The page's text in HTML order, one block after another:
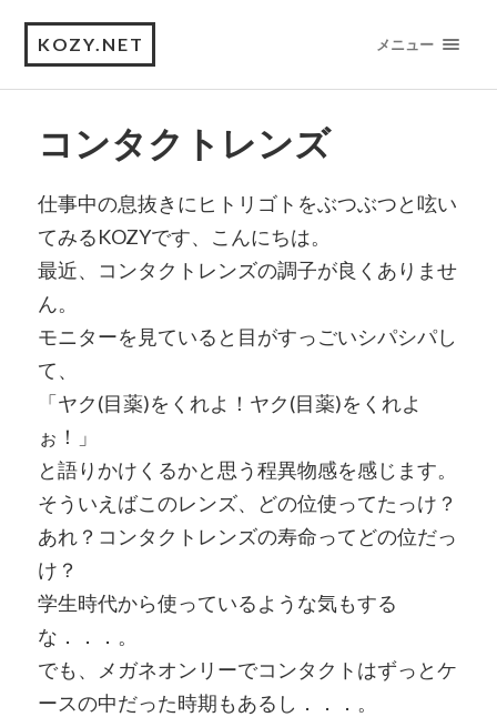
KOZY.NET メニュー
コンタクトレンズ
仕事中の息抜きにヒトリゴトをぶつぶつと呟い
てみるKOZYです、こんにちは。
最近、コンタクトレンズの調子が良くありませ
ん。
モニターを見ていると目がすっごいシパシパし
て、
「ヤク(目薬)をくれよ！ヤク(目薬)をくれよ
ぉ！」
と語りかけくるかと思う程異物感を感じます。
そういえばこのレンズ、どの位使ってたっけ？
あれ？コンタクトレンズの寿命ってどの位だっ
け？
学生時代から使っているような気もする
な．．．。
でも、メガネオンリーでコンタクトはずっとケ
ースの中だった時期もあるし．．．。